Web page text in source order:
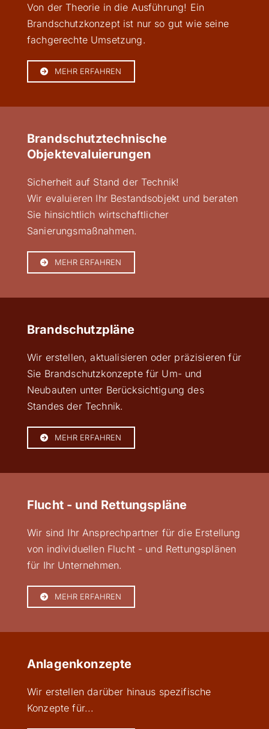
Von der Theorie in die Ausführung! Ein
Brandschutzkonzept ist nur so gut wie seine
fachgerechte Umsetzung.
MEHR ERFAHREN
Brandschutztechnische
Objektevaluierungen
Sicherheit auf Stand der Technik!
Wir evaluieren Ihr Bestandsobjekt und beraten
Sie hinsichtlich wirtschaftlicher
Sanierungsmaßnahmen.
MEHR ERFAHREN
Brandschutzpläne
Wir erstellen, aktualisieren oder präzisieren für
Sie Brandschutzkonzepte für Um- und
Neubauten unter Berücksichtigung des
Standes der Technik.
MEHR ERFAHREN
Flucht - und Rettungspläne
Wir sind Ihr Ansprechpartner für die Erstellung
von individuellen Flucht - und Rettungsplänen
für Ihr Unternehmen.
MEHR ERFAHREN
Anlagenkonzepte
Wir erstellen darüber hinaus spezifische
Konzepte für...